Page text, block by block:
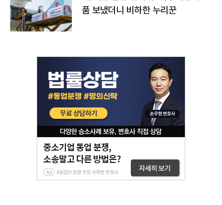
품 보냈더니 비하한 누리꾼